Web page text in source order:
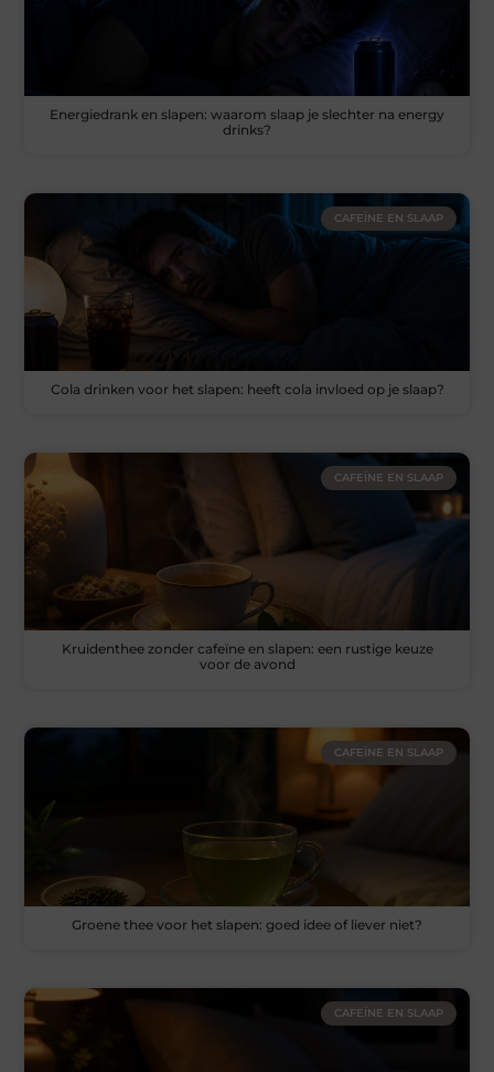
Energiedrank en slapen: waarom slaap je slechter na energy
drinks?
CAFEÏNE EN SLAAP
Cola drinken voor het slapen: heeft cola invloed op je slaap?
CAFEÏNE EN SLAAP
Kruidenthee zonder cafeïne en slapen: een rustige keuze
voor de avond
CAFEÏNE EN SLAAP
Groene thee voor het slapen: goed idee of liever niet?
CAFEÏNE EN SLAAP